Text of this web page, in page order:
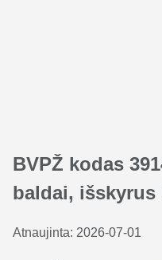
BVPŽ kodas
baldai,
Atnaujinta: 2026-07-01